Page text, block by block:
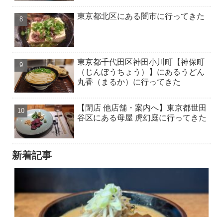
東京都北区にある闇市に行ってきた
東京都千代田区神田小川町【神保町
（じんぼうちょう）】にあるうどん
丸香（まるか）に行ってきた
【閉店 他店舗・案内へ】東京都世田
谷区にある母屋 虎幻庭に行ってきた
新着記事